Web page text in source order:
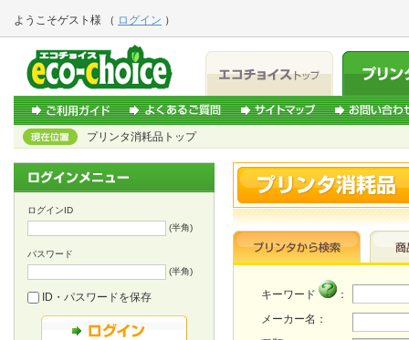
プリンタ消耗品トップ
キーワード
：
メーカー名：
ログインID
(半角)
パスワード
(半角)
ID・パスワードを保存
ようこそゲスト様 （ ログイン ）